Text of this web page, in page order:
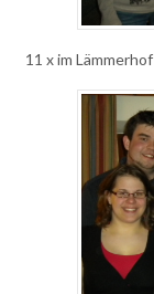
11 x im Lämmerhof